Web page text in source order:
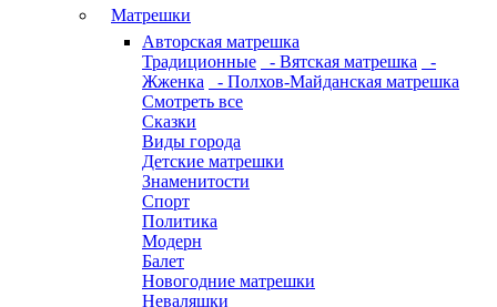
Матрешки
Авторская матрешка
Традиционные
- Вятская матрешка
-
Жженка
- Полхов-Майданская матрешка
Смотреть все
Сказки
Виды города
Детские матрешки
Знаменитости
Спорт
Политика
Модерн
Балет
Новогодние матрешки
Неваляшки